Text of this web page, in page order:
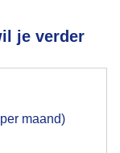
je verder
maand)
voor het